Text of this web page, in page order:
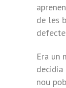
de les
Era un
nou